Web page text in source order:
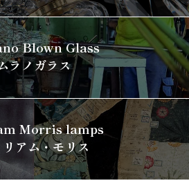
Blown Glass
ラノガラス
Morris lamps
アム・モリス